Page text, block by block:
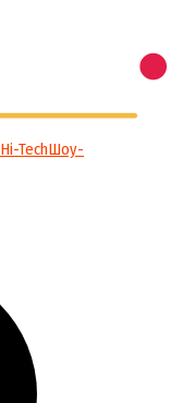
Hi-TechШоу-